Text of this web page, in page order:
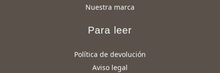
Nuestra marca
Para leer
Política de devolución
Aviso legal